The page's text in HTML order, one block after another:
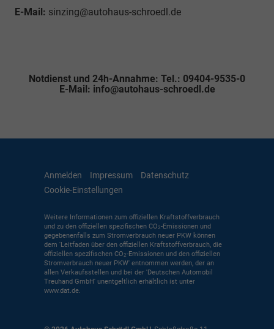
E-Mail: sinzing@autohaus-schroedl.de
Notdienst und 24h-Annahme: Tel.: 09404-9535-0
E-Mail: info@autohaus-schroedl.de
Anmelden Impressum
Datenschutz
Cookie-Einstellungen
Weitere Informationen zum offiziellen Kraftstoffverbrauch
und zu den offiziellen spezifischen CO2-Emissionen und
gegebenenfalls zum Stromverbrauch neuer PKW können
dem 'Leitfaden über den offiziellen Kraftstoffverbrauch, die
offiziellen spezifischen CO2-Emissionen und den offiziellen
Stromverbrauch neuer PKW' entnommen werden, der an
allen Verkaufsstellen und bei der 'Deutschen Automobil
Treuhand GmbH' unentgeltlich erhältlich ist unter
www.dat.de.